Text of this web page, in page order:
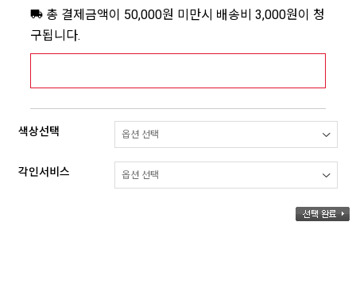
총 결제금액이 50,000원 미만시 배송비 3,000원이 청
구됩니다.
색상선택
각인서비스